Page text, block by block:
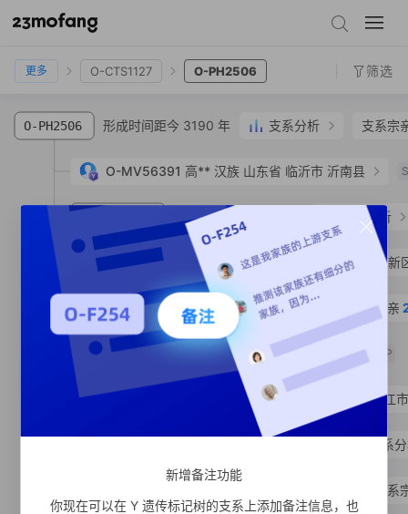
O-Z24380
更多 O-CTS1127 O-PH2506 筛选
O-PH2506 形成时间距今 3190 年 支系分析 支系宗
O-MV56391 高** 汉族 山东省 临沂市 沂南县
形成时间距今 3180 年 支系分析
O-MF362225刘**汉族上海市 市辖区 浦东新
O-MF317817 形成时间距今 2000 年 支系宗亲
支系
O-MF317471 形成时间距今 1450 年 SNP
支系
O-MF317813陈** 江苏省 镇江
新增备注功能
你现在可以在 Y 遗传标记树的支系上添加备注信息，也